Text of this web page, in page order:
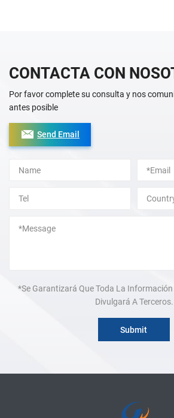
CONTACTA CON
Por favor complete su consulta y nos
antes posible
Send Email
*Se Garantizará Que Toda La Información
Divulgará A Terceros.
Alternative: